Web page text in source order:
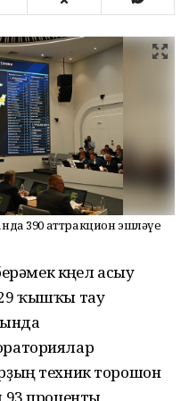
390 аттракцион эшләүе
күңел асыу
ҡышҡы тау
техник торошон